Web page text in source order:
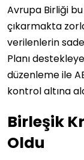
Avrupa Birliği
çıkarmakta
verilenlerin
Planı
düzenleme ile
kontrol altına
Birleşik
Oldu